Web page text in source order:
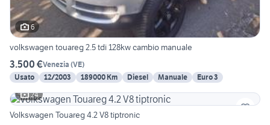
6
volkswagen touareg 2.5 tdi 128kw cambio manuale
3.500 €Venezia (VE)
Usato
12/2003 189000 Km Diesel Manuale
Euro 3
24
Volkswagen Touareg 4.2 V8 tiptronic